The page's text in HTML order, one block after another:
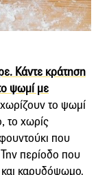
Κάντε κράτηση
ψωμί με
το ψωμί
το χωρίς
που
περίοδο που
και καρυδόψωμο.